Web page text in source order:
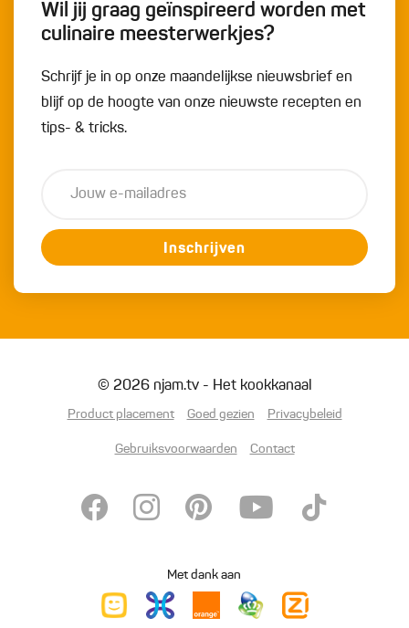
Wil jij graag geïnspireerd worden met
culinaire meesterwerkjes?
Schrijf je in op onze maandelijkse nieuwsbrief en
blijf op de hoogte van onze nieuwste recepten en
tips- & tricks.
Inschrijven
© 2026 njam.tv - Het kookkanaal
Product placement Goed gezien Privacybeleid
Gebruiksvoorwaarden Contact
Met dank aan